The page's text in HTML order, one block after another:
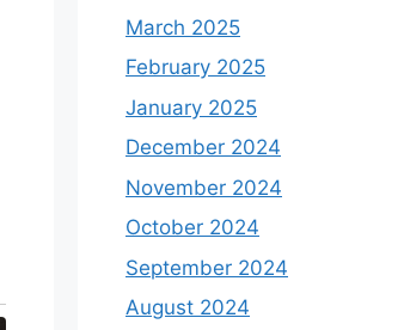
March 2025
February 2025
January 2025
December 2024
November 2024
October 2024
September 2024
August 2024